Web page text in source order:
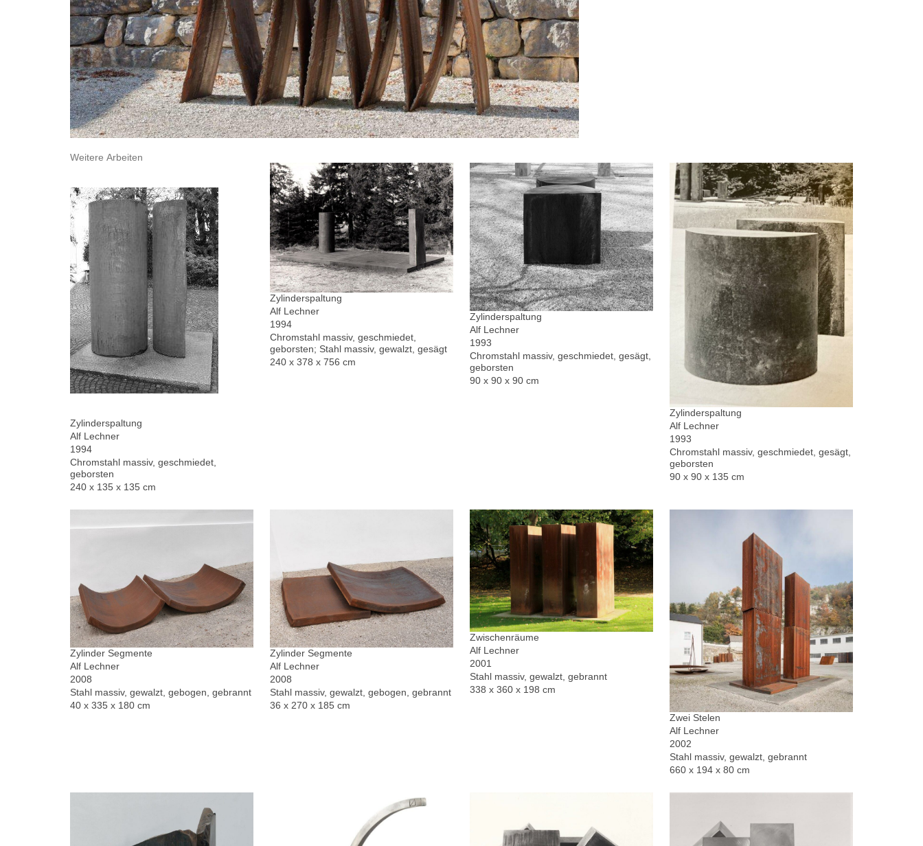
Weitere Arbeiten
Zylinderspaltung
Alf Lechner
1994
Chromstahl massiv, geschmiedet,
geborsten
240 x 135 x 135 cm
Zylinderspaltung
Alf Lechner
1994
Chromstahl massiv, geschmiedet,
geborsten; Stahl massiv, gewalzt, gesägt
240 x 378 x 756 cm
Zylinderspaltung
Alf Lechner
1993
Chromstahl massiv, geschmiedet, gesägt,
geborsten
90 x 90 x 90 cm
Zylinderspaltung
Alf Lechner
1993
Chromstahl massiv, geschmiedet, gesägt,
geborsten
90 x 90 x 135 cm
Zylinder Segmente
Alf Lechner
2008
Stahl massiv, gewalzt, gebogen, gebrannt
40 x 335 x 180 cm
Zylinder Segmente
Alf Lechner
2008
Stahl massiv, gewalzt, gebogen, gebrannt
36 x 270 x 185 cm
Zwischenräume
Alf Lechner
2001
Stahl massiv, gewalzt, gebrannt
338 x 360 x 198 cm
Zwei Stelen
Alf Lechner
2002
Stahl massiv, gewalzt, gebrannt
660 x 194 x 80 cm